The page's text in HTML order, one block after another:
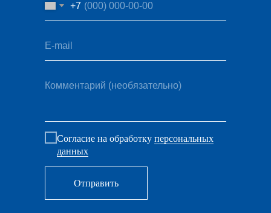
+7
E-mail
Комментарий (необязательно)
Согласие на обработку персональных
данных
Отправить